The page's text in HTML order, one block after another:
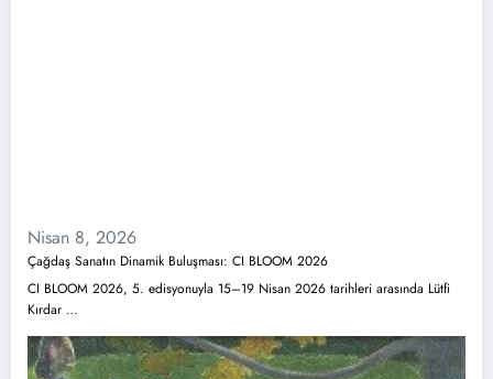
Nisan 8, 2026
Çağdaş Sanatın Dinamik Buluşması: CI BLOOM 2026
CI BLOOM 2026, 5. edisyonuyla 15–19 Nisan 2026 tarihleri arasında Lütfi
Kırdar …